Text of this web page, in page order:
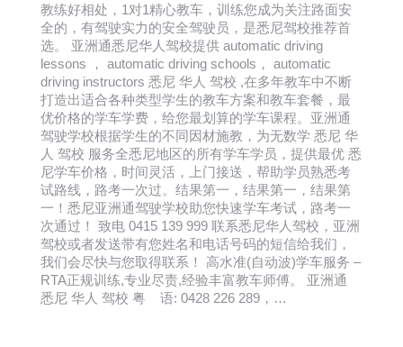
教练好相处，1对1精心教车，训练您成为关注路面安
全的，有驾驶实力的安全驾驶员，是悉尼驾校推荐首
选。 亚洲通悉尼华人驾校提供 automatic driving
lessons ， automatic driving schools， automatic
driving instructors 悉尼 华人 驾校 ,在多年教车中不断
打造出适合各种类型学生的教车方案和教车套餐，最
优价格的学车学费，给您最划算的学车课程。亚洲通
驾驶学校根据学生的不同因材施教，为无数学 悉尼 华
人 驾校 服务全悉尼地区的所有学车学员，提供最优 悉
尼学车价格，时间灵活，上门接送，帮助学员熟悉考
试路线，路考一次过。结果第一，结果第一，结果第
一！悉尼亚洲通驾驶学校助您快速学车考试，路考一
次通过！ 致电 0415 139 999 联系悉尼华人驾校，亚洲
驾校或者发送带有您姓名和电话号码的短信给我们，
我们会尽快与您取得联系！ 高水准(自动波)学车服务 –
RTA正规训练,专业尽责,经验丰富教车师傅。 亚洲通
悉尼 华人 驾校 粤 语: 0428 226 289，…